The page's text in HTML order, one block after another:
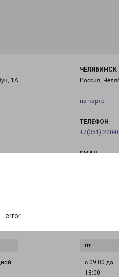
error
1А.
до
ЧЕЛЯБИНСК
Россия,
на карте
ТЕЛЕФОН
+7(351) 220-
EMAIL
с 09:00 до
18:00